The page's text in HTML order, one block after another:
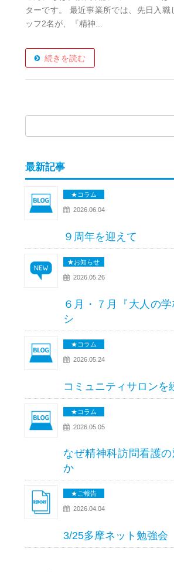
ターです。 最近事業所では、先日入職
ッフ2名が、『精神...
続きを読む
最新記事
★コラム
2026.06.04
９周年を迎えて
★お知らせ
2026.05.26
６月・７月『大人の
シ
★コラム
2026.05.24
コミュニティサロンを
★コラム
2026.05.05
なぜ精神科訪問看護
か
★ご報告
2026.04.04
3/25多摩ネット勉強会